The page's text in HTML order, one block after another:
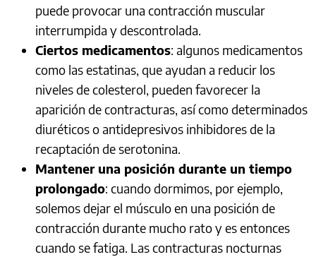
puede provocar una contracción muscular
interrumpida y descontrolada.
Ciertos medicamentos: algunos medicamentos
como las estatinas, que ayudan a reducir los
niveles de colesterol, pueden favorecer la
aparición de contracturas, así como determinados
diuréticos o antidepresivos inhibidores de la
recaptación de serotonina.
Mantener una posición durante un tiempo
prolongado: cuando dormimos, por ejemplo,
solemos dejar el músculo en una posición de
contracción durante mucho rato y es entonces
cuando se fatiga. Las contracturas nocturnas